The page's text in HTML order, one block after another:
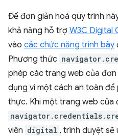
Để đơn giản hoá quy trình
khả năng hỗ trợ W3C Digital
vào các chức năng trình bày
Phương thức
phép các trang web của
dụng ví một cách an toàn
thực. Khi một trang web của
viên digital , trình duyệt sẽ